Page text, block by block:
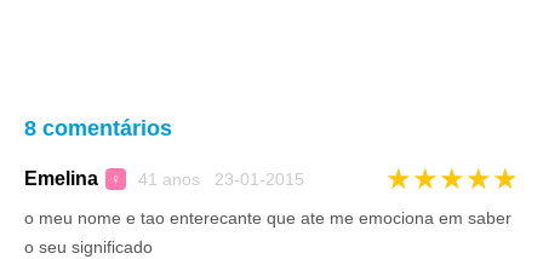
8 comentários
Emelina ♀ 41 anos 23-01-2015 ★★★★★
o meu nome e tao enterecante que ate me emociona em saber
o seu significado